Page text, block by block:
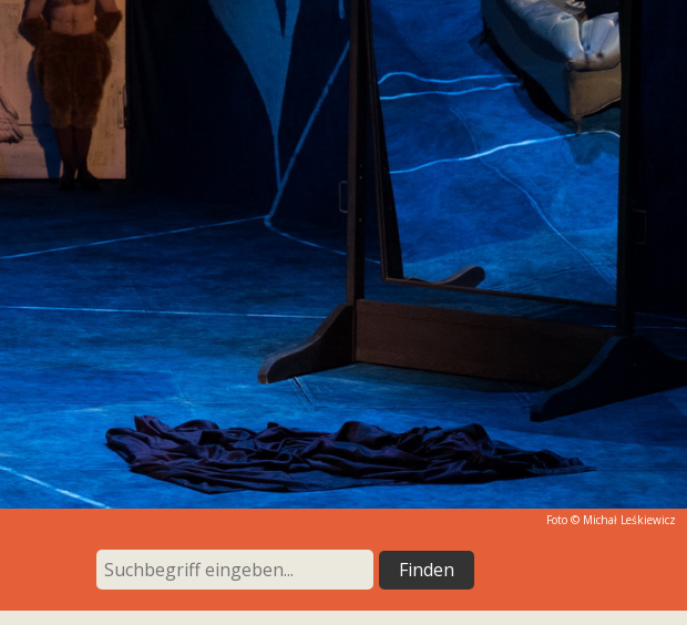
Foto © Michał Leśkiewicz